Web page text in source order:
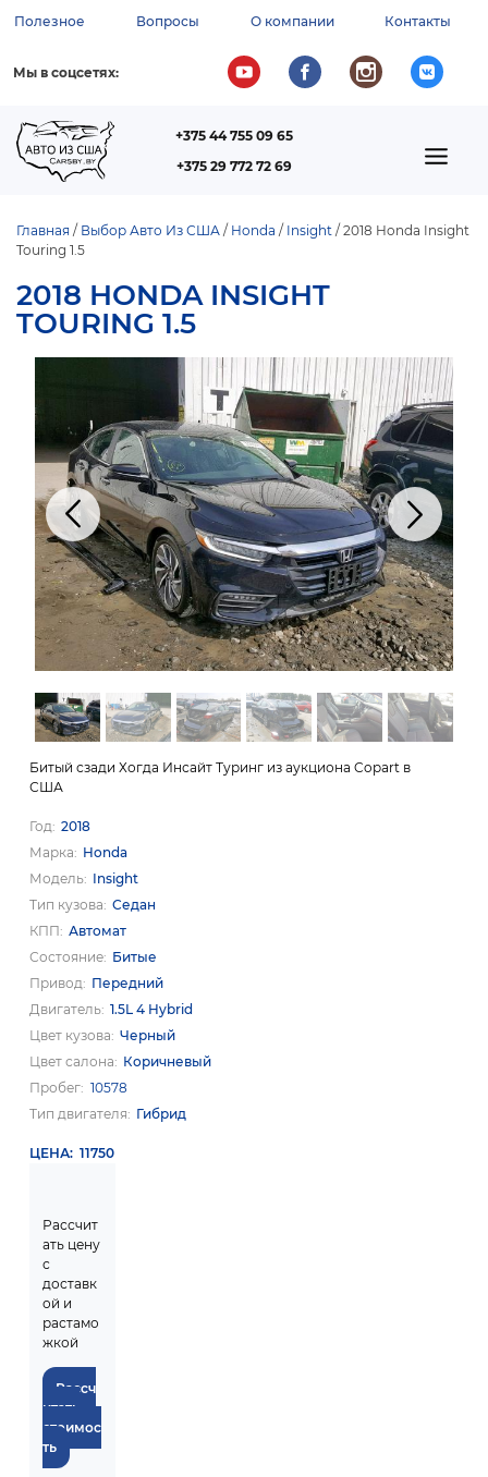
содержанию
ВСПОМОГАТЕЛЬНОЕ
МЕНЮ
Полезное Вопросы О компании Контакты
Мы в соцсетях:
+375 44 755 09 65
+375 29 772 72 69
СТРОКА
НАВИГАЦИИ
Главная Выбор Авто Из США Honda Insight 2018 Honda Insight
Touring 1.5
2018 HONDA INSIGHT
TOURING 1.5
Битый сзади Хогда Инсайт Туринг из аукциона Copart в
США
Год 2018
Марка
Honda
Модель Insight
Тип кузова Седан
КПП Автомат
Состояние Битые
Привод
Передний
Двигатель 1.5L 4 Hybrid
Цвет кузова Черный
Цвет салона
Коричневый
Пробег 10578
Тип двигателя
Гибрид
ЦЕНА 11750
Рассчит
ать цену
с
доставк
ой и
растамо
жкой
Рассч
итать
стоимос
ть